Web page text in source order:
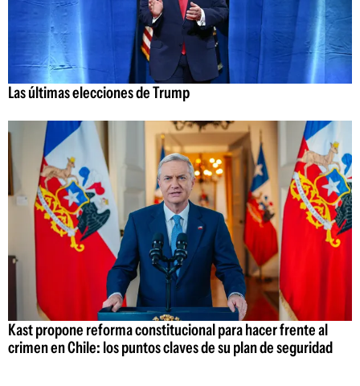
Las últimas elecciones de Trump
Kast propone reforma constitucional para hacer frente al
crimen en Chile: los puntos claves de su plan de seguridad